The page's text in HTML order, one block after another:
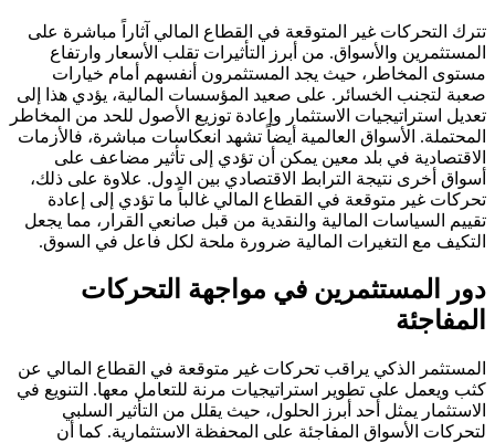
تترك التحركات غير المتوقعة في القطاع المالي آثاراً مباشرة على
المستثمرين والأسواق. من أبرز التأثيرات تقلب الأسعار وارتفاع
مستوى المخاطر، حيث يجد المستثمرون أنفسهم أمام خيارات
صعبة لتجنب الخسائر. على صعيد المؤسسات المالية، يؤدي هذا إلى
تعديل استراتيجيات الاستثمار وإعادة توزيع الأصول للحد من المخاطر
المحتملة. الأسواق العالمية أيضاً تشهد انعكاسات مباشرة، فالأزمات
الاقتصادية في بلد معين يمكن أن تؤدي إلى تأثير مضاعف على
أسواق أخرى نتيجة الترابط الاقتصادي بين الدول. علاوة على ذلك،
تحركات غير متوقعة في القطاع المالي غالباً ما تؤدي إلى إعادة
تقييم السياسات المالية والنقدية من قبل صانعي القرار، مما يجعل
التكيف مع التغيرات المالية ضرورة ملحة لكل فاعل في السوق.
دور المستثمرين في مواجهة التحركات
المفاجئة
المستثمر الذكي يراقب تحركات غير متوقعة في القطاع المالي عن
كثب ويعمل على تطوير استراتيجيات مرنة للتعامل معها. التنويع في
الاستثمار يمثل أحد أبرز الحلول، حيث يقلل من التأثير السلبي
لتحركات الأسواق المفاجئة على المحفظة الاستثمارية. كما أن